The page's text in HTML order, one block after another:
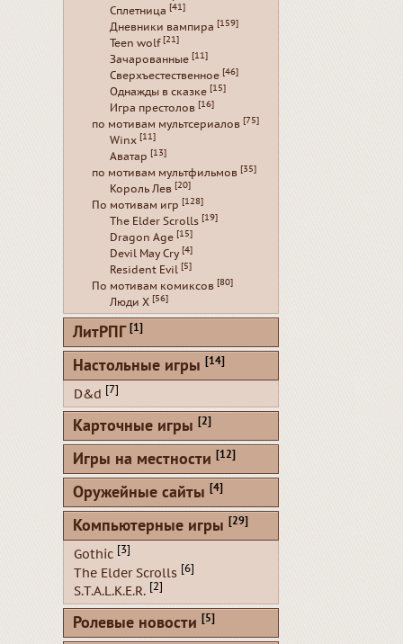
Сплетница [41]
Дневники вампира [159]
Teen wolf [21]
Зачарованные [11]
Сверхъестественное [46]
Однажды в сказке [15]
Игра престолов [16]
по мотивам мультсериалов [75]
Winx [11]
Аватар [13]
по мотивам мультфильмов [35]
Король Лев [20]
По мотивам игр [128]
The Elder Scrolls [19]
Dragon Age [15]
Devil May Cry [4]
Resident Evil [5]
По мотивам комиксов [80]
Люди Х [56]
ЛитРПГ [1]
Настольные игры [14]
D&d [7]
Карточные игры [2]
Игры на местности [12]
Оружейные сайты [4]
Компьютерные игры [29]
Gothic [3]
The Elder Scrolls [6]
S.T.A.L.K.E.R. [2]
Ролевые новости [5]